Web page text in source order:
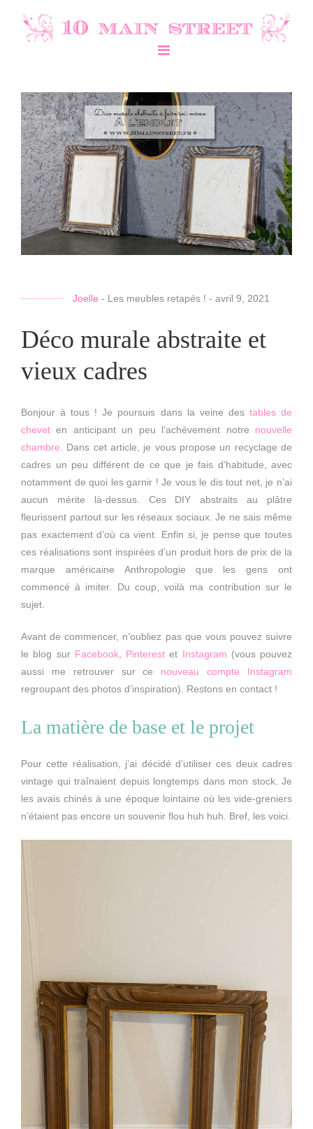
Joelle - Les meubles retapés ! - avril 9, 2021
Déco murale abstraite et
vieux cadres
Bonjour à tous ! Je poursuis dans la veine des tables de
chevet en anticipant un peu l’achèvement notre nouvelle
chambre. Dans cet article, je vous propose un recyclage de
cadres un peu différent de ce que je fais d’habitude, avec
notamment de quoi les garnir ! Je vous le dis tout net, je n’ai
aucun mérite là-dessus. Ces DIY abstraits au plâtre
fleurissent partout sur les réseaux sociaux. Je ne sais même
pas exactement d’où ca vient. Enfin si, je pense que toutes
ces réalisations sont inspirées d’un produit hors de prix de la
marque américaine Anthropologie que les gens ont
commencé à imiter. Du coup, voilà ma contribution sur le
sujet.
Avant de commencer, n’oubliez pas que vous pouvez suivre
le blog sur Facebook, Pinterest et Instagram (vous pouvez
aussi me retrouver sur ce nouveau compte Instagram
regroupant des photos d’inspiration). Restons en contact !
La matière de base et le projet
Pour cette réalisation, j’ai décidé d’utiliser ces deux cadres
vintage qui traînaient depuis longtemps dans mon stock. Je
les avais chinés à une époque lointaine où les vide-greniers
n’étaient pas encore un souvenir flou huh huh. Bref, les voici.